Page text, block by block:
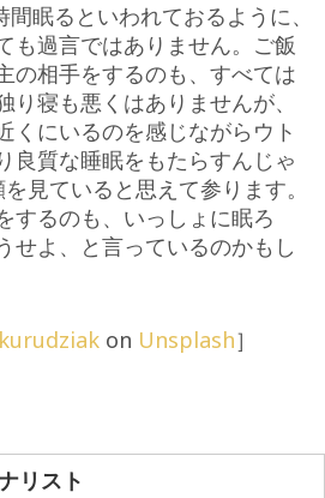
眠るといわれておるように、
も過言ではありません。ご飯
の相手をするのも、すべては
寝も悪くはありませんが、
くにいるのを感じながらウト
良質な睡眠をもたらすんじゃ
見ていると思えて参ります。
するのも、いっしょに眠ろ
せよ、と言っているのかもし
on Unsplash］
リスト